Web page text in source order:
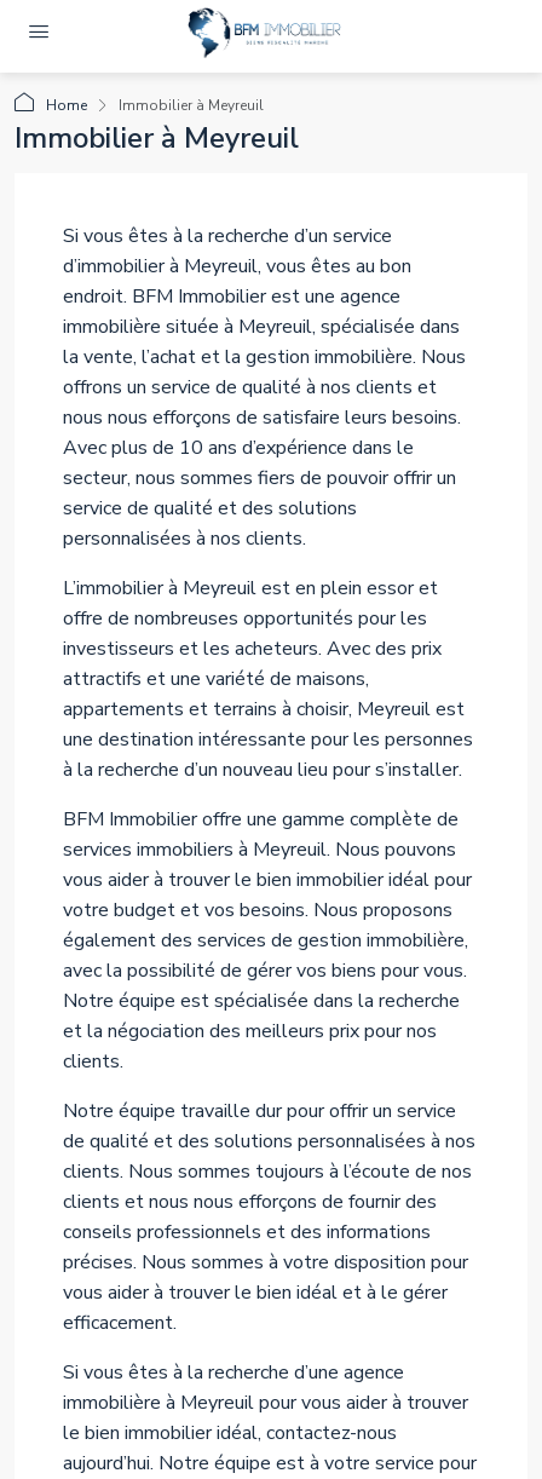
Home Immobilier à Meyreuil
Immobilier à Meyreuil
Si vous êtes à la recherche d’un service
d’immobilier à Meyreuil, vous êtes au bon
endroit. BFM Immobilier est une agence
immobilière située à Meyreuil, spécialisée dans
la vente, l’achat et la gestion immobilière. Nous
offrons un service de qualité à nos clients et
nous nous efforçons de satisfaire leurs besoins.
Avec plus de 10 ans d’expérience dans le
secteur, nous sommes fiers de pouvoir offrir un
service de qualité et des solutions
personnalisées à nos clients.
L’immobilier à Meyreuil est en plein essor et
offre de nombreuses opportunités pour les
investisseurs et les acheteurs. Avec des prix
attractifs et une variété de maisons,
appartements et terrains à choisir, Meyreuil est
une destination intéressante pour les personnes
à la recherche d’un nouveau lieu pour s’installer.
BFM Immobilier offre une gamme complète de
services immobiliers à Meyreuil. Nous pouvons
vous aider à trouver le bien immobilier idéal pour
votre budget et vos besoins. Nous proposons
également des services de gestion immobilière,
avec la possibilité de gérer vos biens pour vous.
Notre équipe est spécialisée dans la recherche
et la négociation des meilleurs prix pour nos
clients.
Notre équipe travaille dur pour offrir un service
de qualité et des solutions personnalisées à nos
clients. Nous sommes toujours à l’écoute de nos
clients et nous nous efforçons de fournir des
conseils professionnels et des informations
précises. Nous sommes à votre disposition pour
vous aider à trouver le bien idéal et à le gérer
efficacement.
Si vous êtes à la recherche d’une agence
immobilière à Meyreuil pour vous aider à trouver
le bien immobilier idéal, contactez-nous
aujourd’hui. Notre équipe est à votre service pour